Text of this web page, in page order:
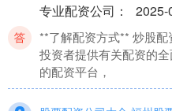
专业配资公司 ： 2025-
**了解配资方式** 炒股
投资者提供有关配资的
的配资平台，